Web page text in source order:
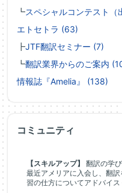
┗スペシャルコンテスト（
エトセトラ (63)
┣JTF翻訳セミナー (7)
┗翻訳業界からのご案内
情報誌『Amelia』 (138)
コミュニティ
【スキルアップ】
翻訳の学
最近アメリアに入会し、翻
習の仕方についてアドバイス